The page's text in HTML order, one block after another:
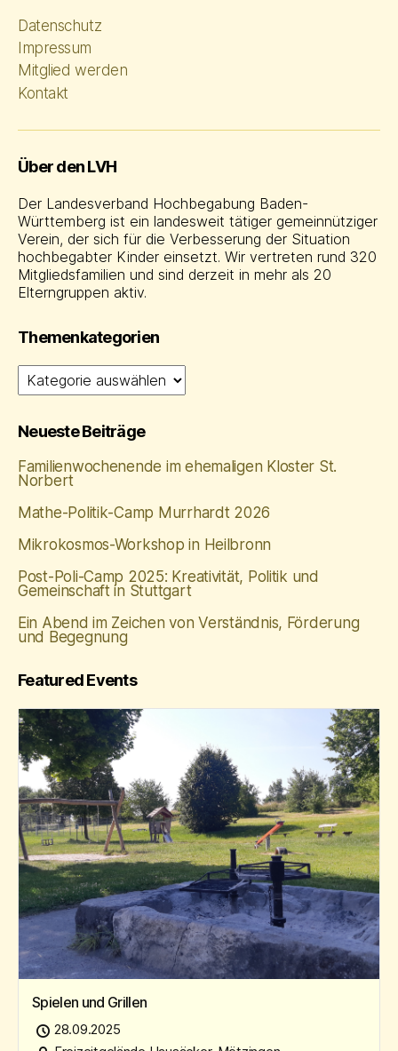
Datenschutz
Impressum
Mitglied werden
Kontakt
Über den LVH
Der Landesverband Hochbegabung Baden-
Württemberg ist ein landesweit tätiger gemeinnütziger
Verein, der sich für die Verbesserung der Situation
hochbegabter Kinder einsetzt. Wir vertreten rund 320
Mitgliedsfamilien und sind derzeit in mehr als 20
Elterngruppen aktiv.
Themenkategorien
Themenkategorien
Neueste Beiträge
Familienwochenende im ehemaligen Kloster St.
Norbert
Mathe‑Politik‑Camp Murrhardt 2026
Mikrokosmos-Workshop in Heilbronn
Post-Poli-Camp 2025: Kreativität, Politik und
Gemeinschaft in Stuttgart
Ein Abend im Zeichen von Verständnis, Förderung
und Begegnung
Featured Events
Spielen und Grillen
28.09.2025